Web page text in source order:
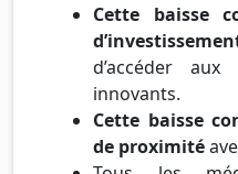
Cette baisse
d’accéder aux
innovants.
Cette baisse
de proximité